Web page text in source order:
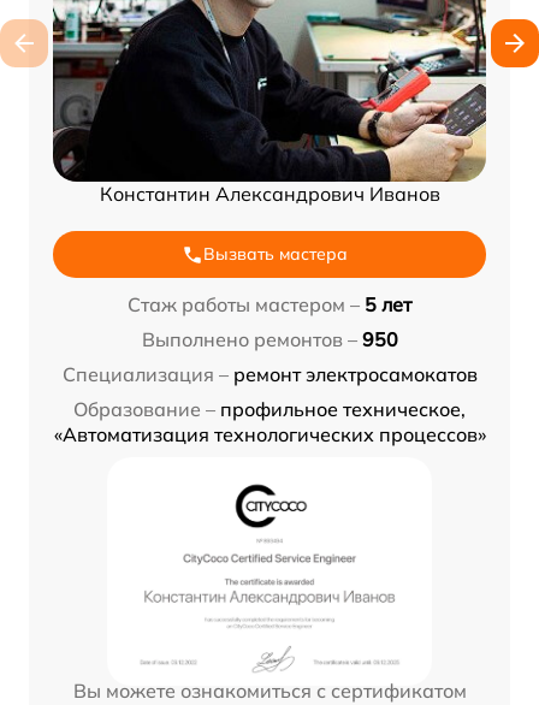
Константин Александрович Иванов
Вызвать мастера
Стаж работы мастером – 5 лет
Выполнено ремонтов – 950
Специализация – ремонт электросамокатов
Образование – профильное техническое,
«Автоматизация технологических процессов»
Вы можете ознакомиться с сертификатом